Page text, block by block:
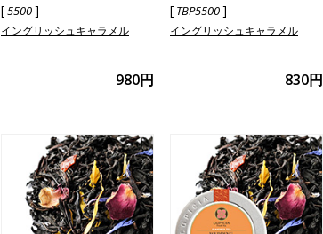
[5500]
イングリッシュキャラメル
980円
[ TBP5500]
イングリッシュキャラメル
830円